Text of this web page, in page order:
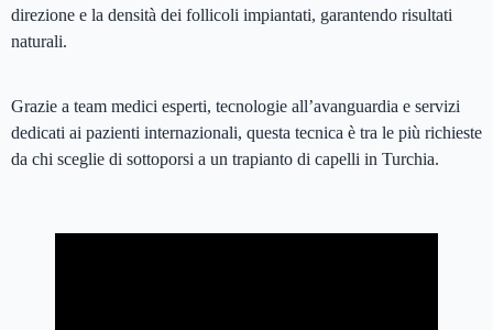
direzione e la densità dei follicoli impiantati, garantendo risultati
naturali.
Grazie a team medici esperti, tecnologie all’avanguardia e servizi
dedicati ai pazienti internazionali, questa tecnica è tra le più richieste
da chi sceglie di sottoporsi a un trapianto di capelli in Turchia.